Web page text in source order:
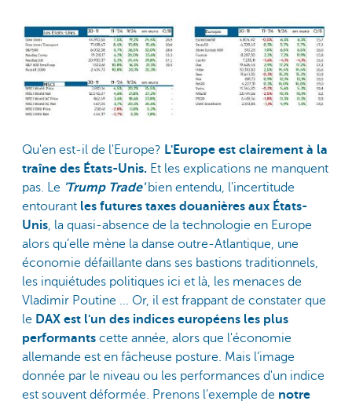
Qu'en est-il de l'Europe? L'Europe est clairement à la
traîne des États-Unis. Et les explications ne manquent
pas. Le 'Trump Trade'bien entendu, l'incertitude
entourant les futures taxes douanières aux États-
Unis, la quasi-absence de la technologie en Europe
alors qu’elle mène la danse outre-Atlantique, une
économie défaillante dans ses bastions traditionnels,
les inquiétudes politiques ici et là, les menaces de
Vladimir Poutine ... Or, il est frappant de constater que
le DAX est l'un des indices européens les plus
performants cette année, alors que l'économie
allemande est en fâcheuse posture. Mais l’image
donnée par le niveau ou les performances d'un indice
est souvent déformée. Prenons l’exemple de notre